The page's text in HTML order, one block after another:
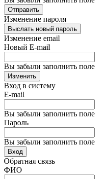
Отправить
Изменение пароля
Выслать новый пароль
Изменение email
Новый E-mail
Вы забыли заполнить поле
Изменить
Вход в систему
E-mail
Вы забыли заполнить поле
Пароль
Вы забыли заполнить поле
Вход
Обратная связь
ФИО